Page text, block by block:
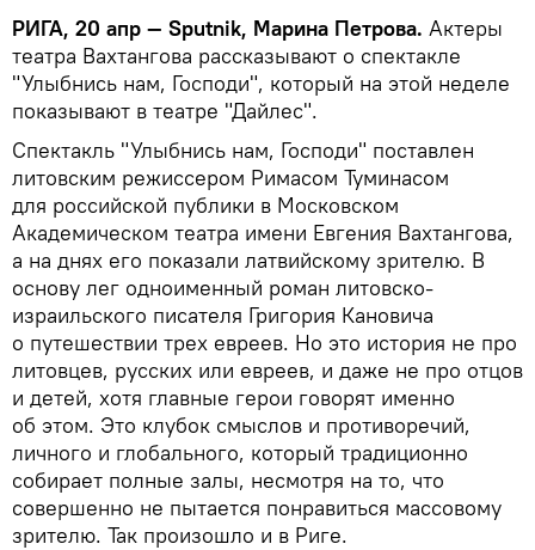
РИГА, 20 апр — Sputnik, Марина Петрова. Актеры
театра Вахтангова рассказывают о спектакле
"Улыбнись нам, Господи", который на этой неделе
показывают в театре "Дайлес".
Спектакль "Улыбнись нам, Господи" поставлен
литовским режиссером Римасом Туминасом
для российской публики в Московском
Академическом театра имени Евгения Вахтангова,
а на днях его показали латвийскому зрителю. В
основу лег одноименный роман литовско-
израильского писателя Григория Кановича
о путешествии трех евреев. Но это история не про
литовцев, русских или евреев, и даже не про отцов
и детей, хотя главные герои говорят именно
об этом. Это клубок смыслов и противоречий,
личного и глобального, который традиционно
собирает полные залы, несмотря на то, что
совершенно не пытается понравиться массовому
зрителю. Так произошло и в Риге.